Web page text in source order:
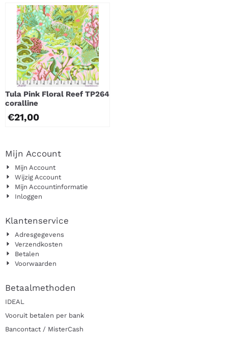
Tula Pink Floral Reef TP264
coralline
€21,00
Mijn Account
Mijn Account
Wijzig Account
Mijn Accountinformatie
Inloggen
Klantenservice
Adresgegevens
Verzendkosten
Betalen
Voorwaarden
Betaalmethoden
IDEAL
Vooruit betalen per bank
Bancontact / MisterCash